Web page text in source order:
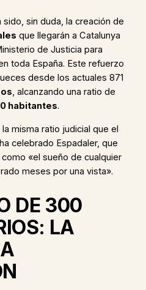
sido, sin duda, la creación de
que llegarán a Catalunya
de Justicia para
toda España. Este refuerzo
desde los actuales 871
, alcanzando una ratio de
habitantes.
misma ratio judicial que el
celebrado Espadaler, que
«el sueño de cualquier
meses por una vista».
DE 300
LA